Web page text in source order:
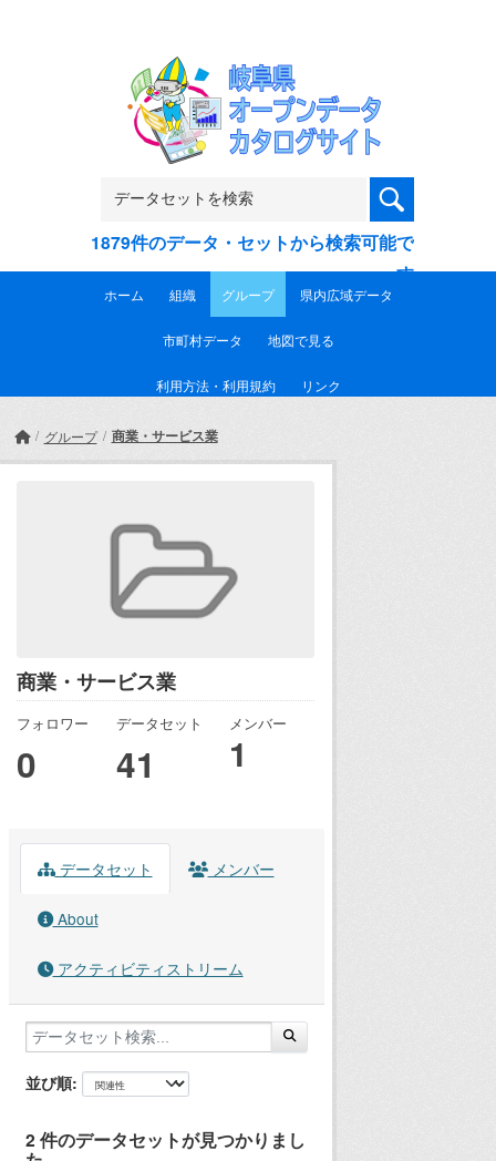
1879件のデータ・セットから検索可能で
す
ホーム 組織 グループ 県内広域データ
市町村データ 地図で見る
利用方法・利用規約 リンク
グループ 商業・サービス業
商業・サービス業
フォロワー
0
データセット
41
メンバー
1
データセット メンバー
About
アクティビティストリーム
並び順
2 件のデータセットが見つかりまし